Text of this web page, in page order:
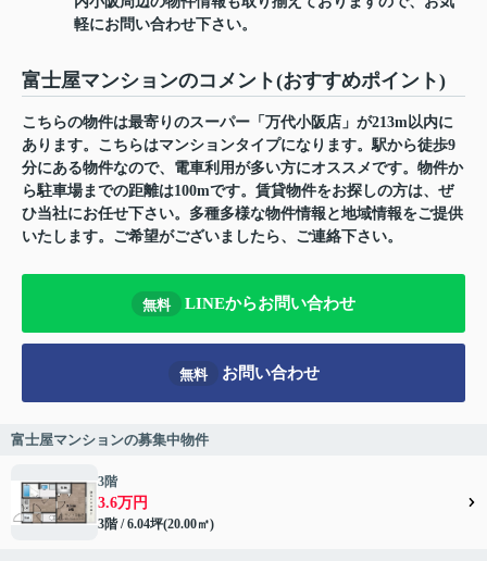
軽にお問い合わせ下さい。
富士屋マンションのコメント(おすすめポイント)
こちらの物件は最寄りのスーパー「万代小阪店」が213m以内に
あります。こちらはマンションタイプになります。駅から徒歩9
分にある物件なので、電車利用が多い方にオススメです。物件か
ら駐車場までの距離は100mです。賃貸物件をお探しの方は、ぜ
ひ当社にお任せ下さい。多種多様な物件情報と地域情報をご提供
いたします。ご希望がございましたら、ご連絡下さい。
無料 LINEからお問い合わせ
無料 お問い合わせ
富士屋マンションの募集中物件
3階
3.6万円
3階 / 6.04坪(20.00㎡)